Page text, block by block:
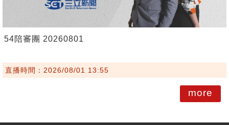
54陪審團 20260801
直播時間：2026/08/01 13:55
more